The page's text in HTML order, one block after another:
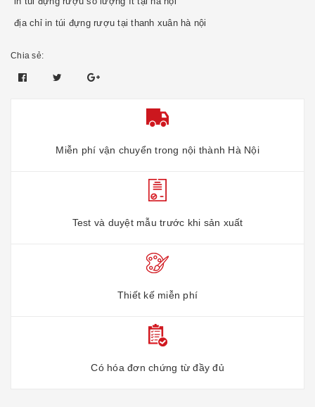
địa chỉ in túi đựng rượu tại thanh xuân hà nội
Chia sẻ:
Miễn phí vận chuyển trong nội thành Hà Nội
Test và duyệt mẫu trước khi sản xuất
Thiết kế miễn phí
Có hóa đơn chứng từ đầy đủ